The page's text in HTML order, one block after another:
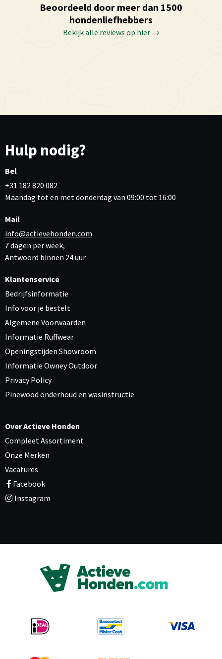
Beoordeeld door meer dan 1500
hondenliefhebbers
Bekijk alle reviews op hier →
Hulp nodig?
Bel
+31 182 820 082
Maandag tot en met donderdag van 09:00 tot 16:00
Mail
info@actievehonden.com
7 dagen per week,
Antwoord binnen 24 uur
Klantenservice
Bedrijfsinformatie
Info voor je bestelt
Algemene Voorwaarden
Informatie Ruffwear
Openingstijden Showroom
Informatie Owney Outdoor
Privacy Policy
Pinewood onderhoud en wasinstructie
Over Actieve Honden
Compleet Assortiment
Onze Merken
Vacatures
Facebook
Instagram